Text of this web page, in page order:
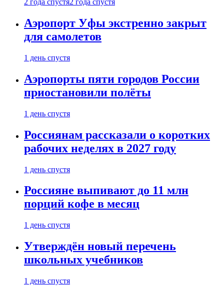
2 года спустя2 года спустя
Аэропорт Уфы экстренно закрыт
для самолетов
1 день спустя
Аэропорты пяти городов России
приостановили полёты
1 день спустя
Россиянам рассказали о коротких
рабочих неделях в 2027 году
1 день спустя
Россияне выпивают до 11 млн
порций кофе в месяц
1 день спустя
Утверждён новый перечень
школьных учебников
1 день спустя